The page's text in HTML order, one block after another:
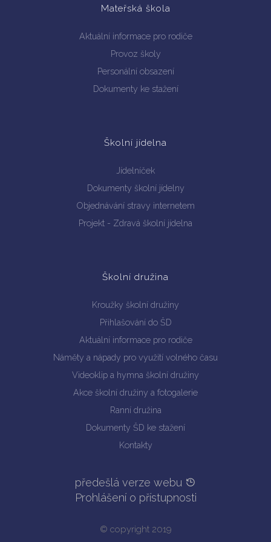
Mateřská škola
Aktuální informace pro rodiče
Provoz školy
Personální obsazení
Dokumenty ke stažení
Školní jídelna
Jídelníček
Dokumenty školní jídelny
Objednávání stravy internetem
Projekt - Zdravá školní jídelna
Školní družina
Kroužky školní družiny
Přihlašování do ŠD
Aktuální informace pro rodiče
Náměty a nápady pro využití volného času
Videoklip a hymna školní družiny
Akce školní družiny a fotogalerie
Ranní družina
Dokumenty ŠD ke stažení
Kontakty
předešlá verze webu
Prohlášení o přístupnosti
© copyright 2019